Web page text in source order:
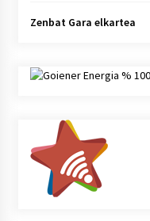
Zenbat Gara elkartea